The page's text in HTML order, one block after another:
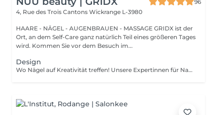
96
4, Rue des Trois Cantons Wickrange L-3980
HAARE - NÄGEL - AUGENBRAUEN - MASSAGE GRIDX ist der
Ort, an dem Self-Care ganz natürlich Teil eines größeren Tages
wird. Kommen Sie vor dem Besuch im...
Design
Wo Nägel auf Kreativität treffen! Unsere Expertinnen für Nagelkunst gestalten designs jeder komplexität und erwecken Ihre Vision mit Präzision und Kunstfertigkeit zum Leben. Ob Sie von einer Klassischen french-manicure, Einem schicken verlauf oder filigranen zeichnungen auf einzelnen Nägeln träumen Wir setzen Ihre Wünsche um. Für Eine makellose french-manicure, faszinierenden cat-eye-effekt, atemberaubendes chrom-puder oder eleganten baby-boomer-verlauf sorgen Wir dafür, dass jeder nagel Ein echtes kunstwerk wird. bevorzugen Sie ein einzigartiges design auf nur wenigen Nägeln? Kein Problem! Sie können Ihr design ganz individuell anpassen und einen einzigartigen look kreieren, der genauso individuell ist wie sie. Lassen Sie Ihre Nägel Ihren stil sprechen!